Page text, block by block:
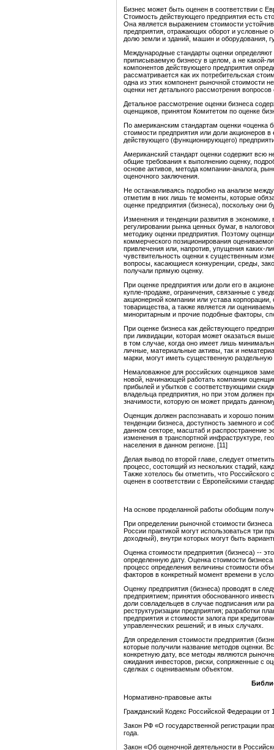
Бизнес может быть оценен в соответствии с
Стоимость действующего предприятия есть
Она является выражением стоимости
предприятия, отражающих оборот и условные
долю земли и зданий, машин и оборудования,
Международные стандарты оценки
приписываемую бизнесу в целом, а не какой-
компонентов действующего предприятия
рассматривается как их потребительская
одна из этих компонент рыночной стоимости
оценки нет детального рассмотрения вопросов
Детальное рассмотрение оценки бизнеса
оценщиков, принятом Комитетом по оценке
По американским стандартам оценки «оценка
стоимости предприятия или доли акционеров
действующего (функционирующего)
Американский стандарт оценки содержит всю
общие требования к выполнению оценку,
основе активов, метода компании-аналога,
оценочного заключения.
Не останавливаясь подробно на анализе
отметим в них лишь те моменты, которые
оценке предприятия (бизнеса), поскольку они
Изменения и тенденции развития в
регулировании рынка ценных бумаг, в
методику оценки предприятия. Поэтому
коммерческого позиционирования
привлечения или, напротив, упущения каких-
чувствительность оценки к существенным
вопросы, касающиеся конкуренции, среды,
получали прямую оценку.
При оценке предприятия или доли его в
купле-продаже, ограничения, связанные с
акционерной компании или устава
товарищества, а также является ли
миноритарным и прочие подобные факторы,
При оценке бизнеса как действующего
при ликвидации, которая может оказаться
в том случае, когда оно имеет лишь
личные, материальные активы, так и
марки, могут иметь существенную раздельную
Немаловажное для российских оценщиков
новой, начинающей работать компании
прибылей и убытков с соответствующими
владельца предприятия, но при этом должен
значимости, которую он может придать
Оценщик должен распознавать и хорошо
тенденции бизнеса, доступность заемного и
данном секторе, масштаб и распространение
изменения в транспортной инфраструктуре,
населения в данном регионе. [11]
Делая вывод по второй главе, следует
процесс, состоящий из нескольких стадий,
Также хотелось бы отметить, что Российского
оценен в соответствии с Европейскими
На основе проделанной работы обобщим
При определении рыночной стоимости
России практикой могут использоваться три
доходный), внутри которых могут быть
Оценка стоимости предприятия (бизнеса) --
определенную дату. Оценка стоимости
процесс определения величины стоимости
факторов в конкретный момент времени в
Оценку предприятия (бизнеса) проводят в
предприятием; принятия обоснованного
доли совладельцев в случае подписания или
реструктуризации предприятия; разработки
предприятия и стоимости залога при
управленческих решений; и в иных случаях.
Для определения стоимости предприятия
которые получили название методов оценки.
конкретную дату, все методы являются
ожидания инвесторов, риски, сопряженные с
сделках с оцениваемым объектом.
Нормативно-правовые акты
Гражданский Кодекс Российской Федерации от
Закон РФ «О государственной регистрации
года.
Закон «Об оценочной деятельности в